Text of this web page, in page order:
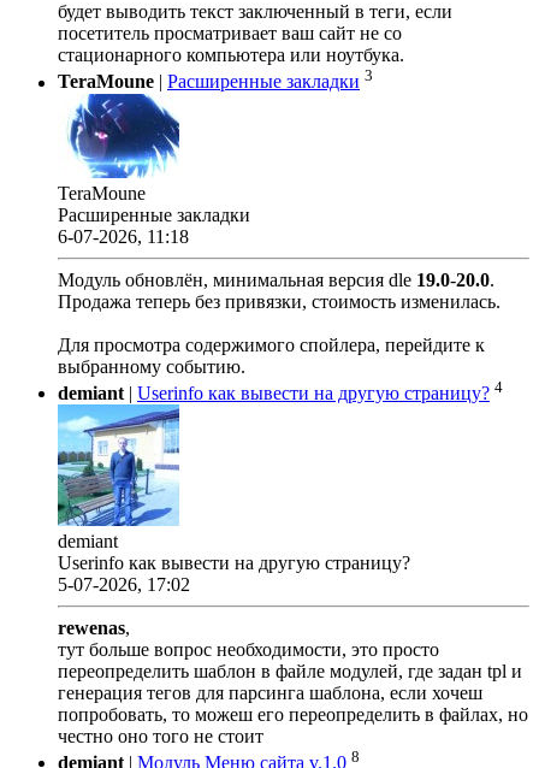
будет выводить текст заключенный в теги, если
посетитель просматривает ваш сайт не со
стационарного компьютера или ноутбука.
TeraMoune
Расширенные закладки 3
TeraMoune
Расширенные закладки
6-07-2026, 11:18
Модуль обновлён, минимальная версия dle 19.0-20.0.
Продажа теперь без привязки, стоимость изменилась.
Для просмотра содержимого спойлера, перейдите к
выбранному событию.
demiant | Userinfo как вывести на другую страницу? 4
demiant
Userinfo как вывести на другую страницу?
5-07-2026, 17:02
rewenas,
тут больше вопрос необходимости, это просто
переопределить шаблон в файле модулей, где задан tpl и
генерация тегов для парсинга шаблона, если хочеш
попробовать, то можеш его переопределить в файлах, но
честно оно того не стоит
demiant | Модуль Меню сайта v.1.0 8